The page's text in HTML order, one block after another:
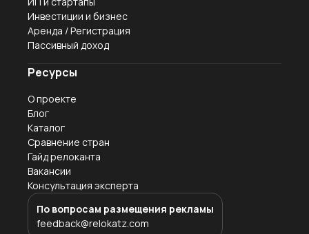
Инвестиции и бизнес
Аренда / Регистрация
Пассивный доход
Ресурсы
О проекте
Блог
Каталог
Сравнение стран
Гайд релоканта
Вакансии
Консультация эксперта
По вопросам размещения рекламы
feedback@relokatz.com